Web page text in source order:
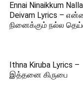
Ennai Ninaikkum Nalla
Deivam Lyrics –
நினைக்கும் நல்ல
Ithna Kiruba Lyrics –
இத்தனை கிருபை